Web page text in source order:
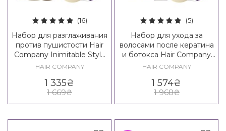
(16)
Набор для разглаживания
против пушистости Hair
Company Inimitable Style
Frizz Stopper Kit
HAIR COMPANY
1 335₴
1 669₴
(5)
Набор для ухода за
волосами после кератина
и ботокса Hair Company
Inimitable Tech K-liss Kit
HAIR COMPANY
1 574₴
1 968₴